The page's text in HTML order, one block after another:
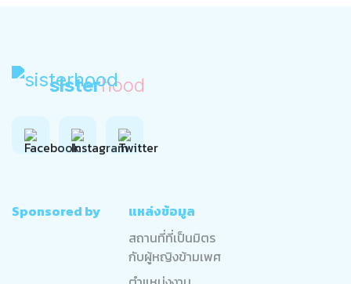
sisterhood
Sponsored by
แหล่งข้อมูล
สถานที่ที่เป็นมิตร
กับผู้หญิงข้ามเพศ